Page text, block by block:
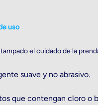
uso
el cuidado de la
suave y no abrasivo.
que contengan cloro o